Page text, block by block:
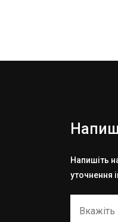
Напишіть
уточнення